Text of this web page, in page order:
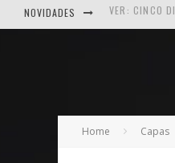
NOVIDADES NEGÓCIOS:
NEGÓCIOS:
Home Capas